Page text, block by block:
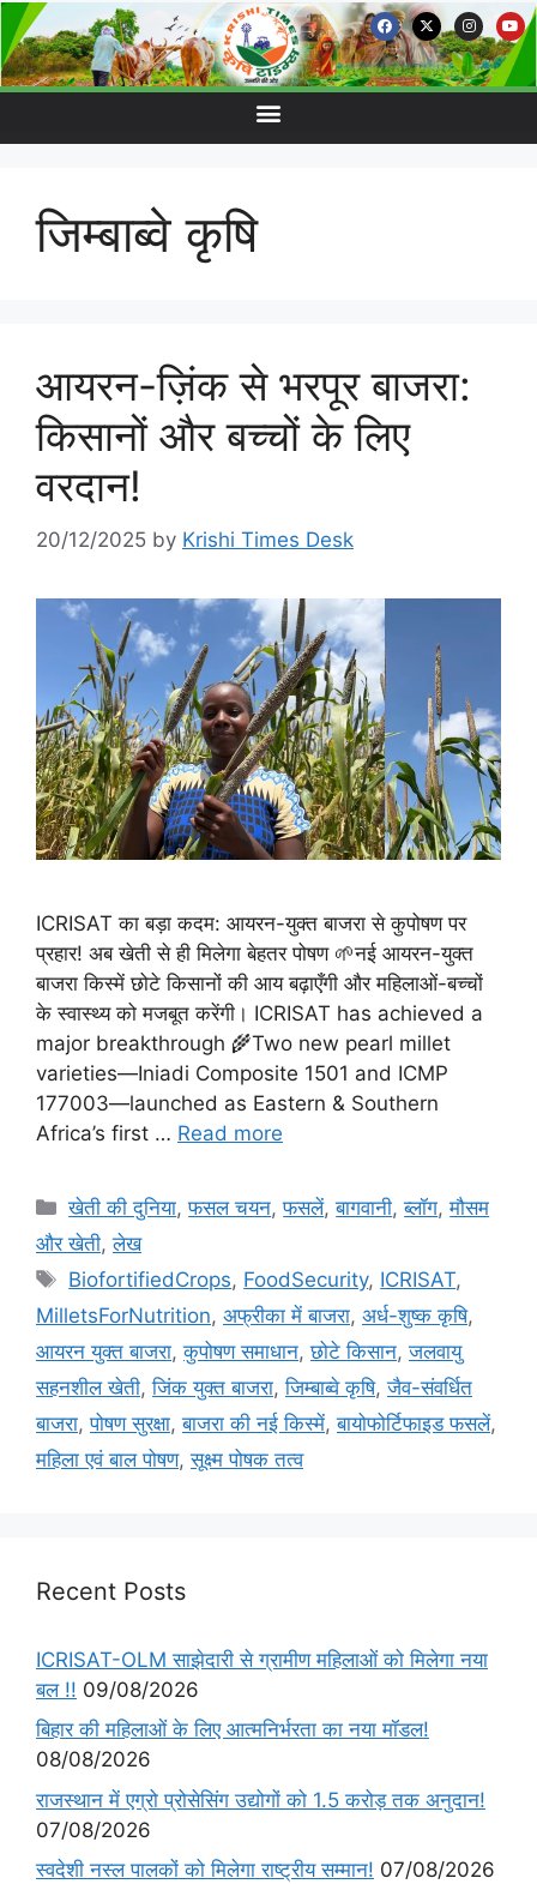
जिम्बाब्वे कृषि
आयरन-ज़िंक से भरपूर बाजरा:
किसानों और बच्चों के लिए
वरदान!
20/12/2025 by Krishi Times Desk
ICRISAT का बड़ा कदम: आयरन-युक्त बाजरा से कुपोषण पर
प्रहार! अब खेती से ही मिलेगा बेहतर पोषण 🌱नई आयरन-युक्त
बाजरा किस्में छोटे किसानों की आय बढ़ाएँगी और महिलाओं-बच्चों
के स्वास्थ्य को मजबूत करेंगी। ICRISAT has achieved a
major breakthrough 🌾Two new pearl millet
varieties—Iniadi Composite 1501 and ICMP
177003—launched as Eastern & Southern
Africa’s first … Read more
खेती की दुनिया,फसल चयन,फसलें,बागवानी,ब्लॉग,मौसम
और खेती,लेख
BiofortifiedCrops, FoodSecurity, ICRISAT,
MilletsForNutrition, अफ्रीका में बाजरा, अर्ध-शुष्क कृषि,
आयरन युक्त बाजरा,कुपोषण समाधान,छोटे किसान,जलवायु
सहनशील खेती,जिंक युक्त बाजरा,जिम्बाब्वे कृषि,जैव-संवर्धित
बाजरा,पोषण सुरक्षा,बाजरा की नई किस्में,बायोफोर्टिफाइड फसलें,
महिला एवं बाल पोषण,सूक्ष्म पोषक तत्व
Recent Posts
ICRISAT-OLM साझेदारी से ग्रामीण महिलाओं को मिलेगा नया
बल !! 09/08/2026
बिहार की महिलाओं के लिए आत्मनिर्भरता का नया मॉडल!
08/08/2026
राजस्थान में एग्रो प्रोसेसिंग उद्योगों को 1.5 करोड़ तक अनुदान!
07/08/2026
स्वदेशी नस्ल पालकों को मिलेगा राष्ट्रीय सम्मान! 07/08/2026